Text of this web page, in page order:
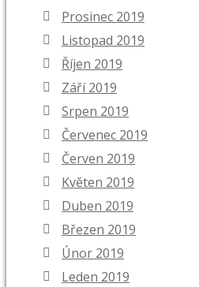
Prosinec 2019
Listopad 2019
Říjen 2019
Září 2019
Srpen 2019
Červenec 2019
Červen 2019
Květen 2019
Duben 2019
Březen 2019
Únor 2019
Leden 2019